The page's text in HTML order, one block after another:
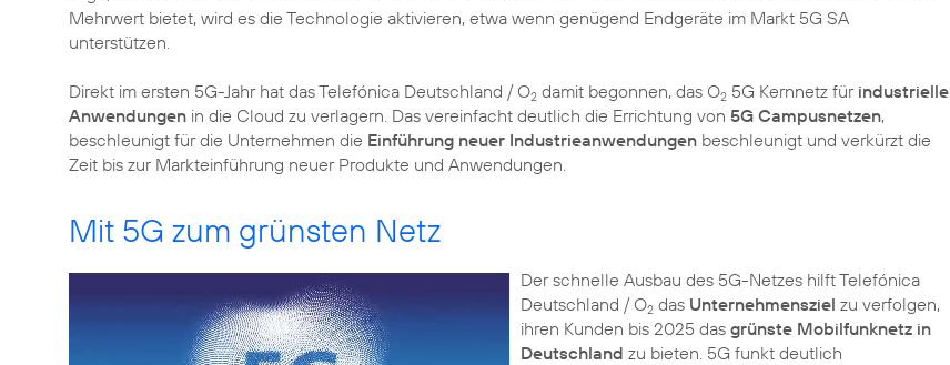
Mehrwert bietet, wird es die Technologie aktivieren, etwa wenn genügend Endgeräte im Markt 5G SA
unterstützen.
Direkt im ersten 5G-Jahr hat das Telefónica Deutschland / O2 damit begonnen, das O2 5G Kernnetz für industrielle
Anwendungen in die Cloud zu verlagern. Das vereinfacht deutlich die Errichtung von 5G Campusnetzen,
beschleunigt für die Unternehmen die Einführung neuer Industrieanwendungen beschleunigt und verkürzt die
Mit 5G zum grünsten Netz
Der schnelle Ausbau des 5G-Netzes hilft Telefónica
Deutschland / O2das Unternehmensziel zu verfolgen,
ihren Kunden bis 2025 das grünste Mobilfunknetz in
Deutschland zu bieten. 5G funkt deutlich